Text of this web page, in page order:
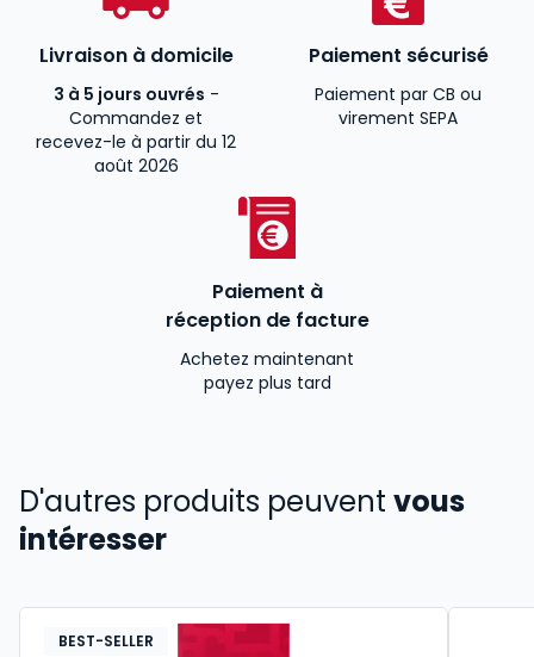
Livraison à domicile
3 à 5 jours ouvrés -
Commandez et
recevez-le à partir du 12
août 2026
Paiement sécurisé
Paiement par CB ou
virement SEPA
Paiement à
réception de facture
Achetez maintenant
payez plus tard
D'autres produits peuvent vous
intéresser
BEST-SELLER